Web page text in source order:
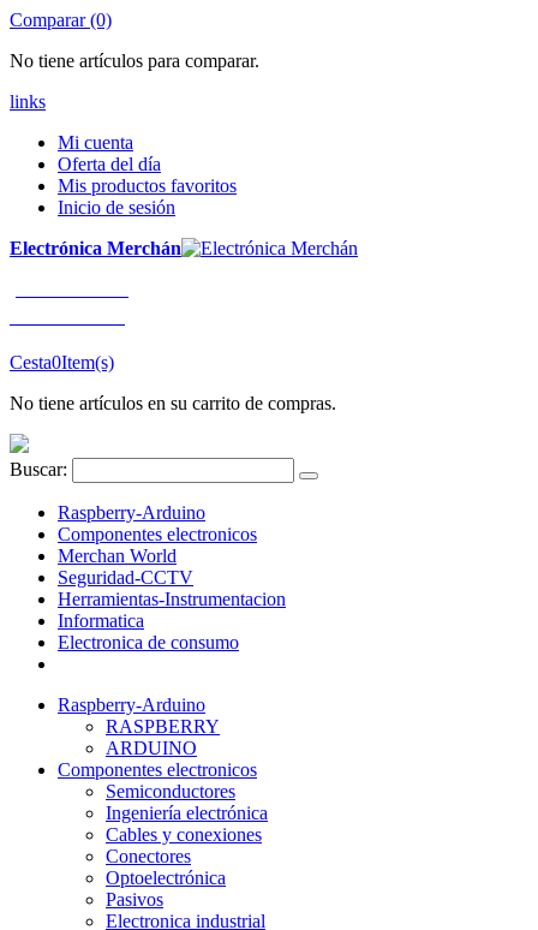
Comparar (0)
No tiene artículos para comparar.
links
Mi cuenta
Oferta del día
Mis productos favoritos
Inicio de sesión
Electrónica Merchán
Cesta0Item(s)
No tiene artículos en su carrito de compras.
Buscar:
Raspberry-Arduino
Componentes electronicos
Merchan World
Seguridad-CCTV
Herramientas-Instrumentacion
Informatica
Electronica de consumo
Raspberry-Arduino
RASPBERRY
ARDUINO
Componentes electronicos
Semiconductores
Ingeniería electrónica
Cables y conexiones
Conectores
Optoelectrónica
Pasivos
Electronica industrial